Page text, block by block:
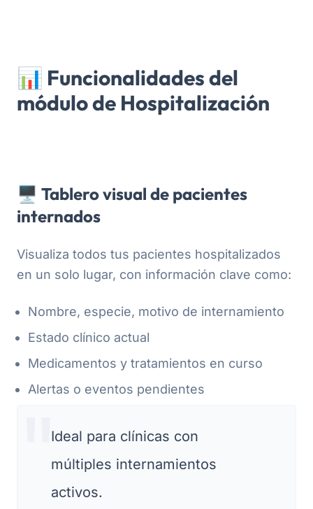
📊 Funcionalidades del
módulo de Hospitalización
🖥️ Tablero visual de pacientes
internados
Visualiza todos tus pacientes hospitalizados
en un solo lugar, con información clave como:
Nombre, especie, motivo de internamiento
Estado clínico actual
Medicamentos y tratamientos en curso
Alertas o eventos pendientes
Ideal para clínicas con
múltiples internamientos
activos.